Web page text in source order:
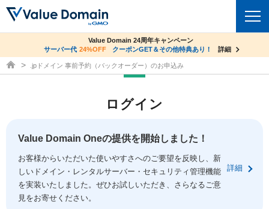
ドメイントップ
ドメイン移管
ドメイン価格一覧
ドメイン一括検索
コアサーバー
バリューサーバー
XREA
セキュリティトップ
Value Domain ネットde診断
SSL証明書
サービストップ
お得意様割引
facebook
co.jpドメイン✕コアサーバーV2ビジネス応援キャンペーン
サーバー料金1年間無料
詳細
Value Domain 24周年キャンペーン
サーバー代 24%OFF クーポンGET＆その他特典あり！ 詳細
ドメイン取得ならバリュードメイン
.jpドメイン 事前予約（バックオーダー）のお申込み
ログイン
Value Domain Oneの提供を開始しました！
お客様からいただいた使いやすさへのご要望を反映し、新
しいドメイン・レンタルサーバー・セキュリティ管理機能
を実装いたしました。ぜひお試しいただき、さらなるご意
見をお寄せください。
詳細